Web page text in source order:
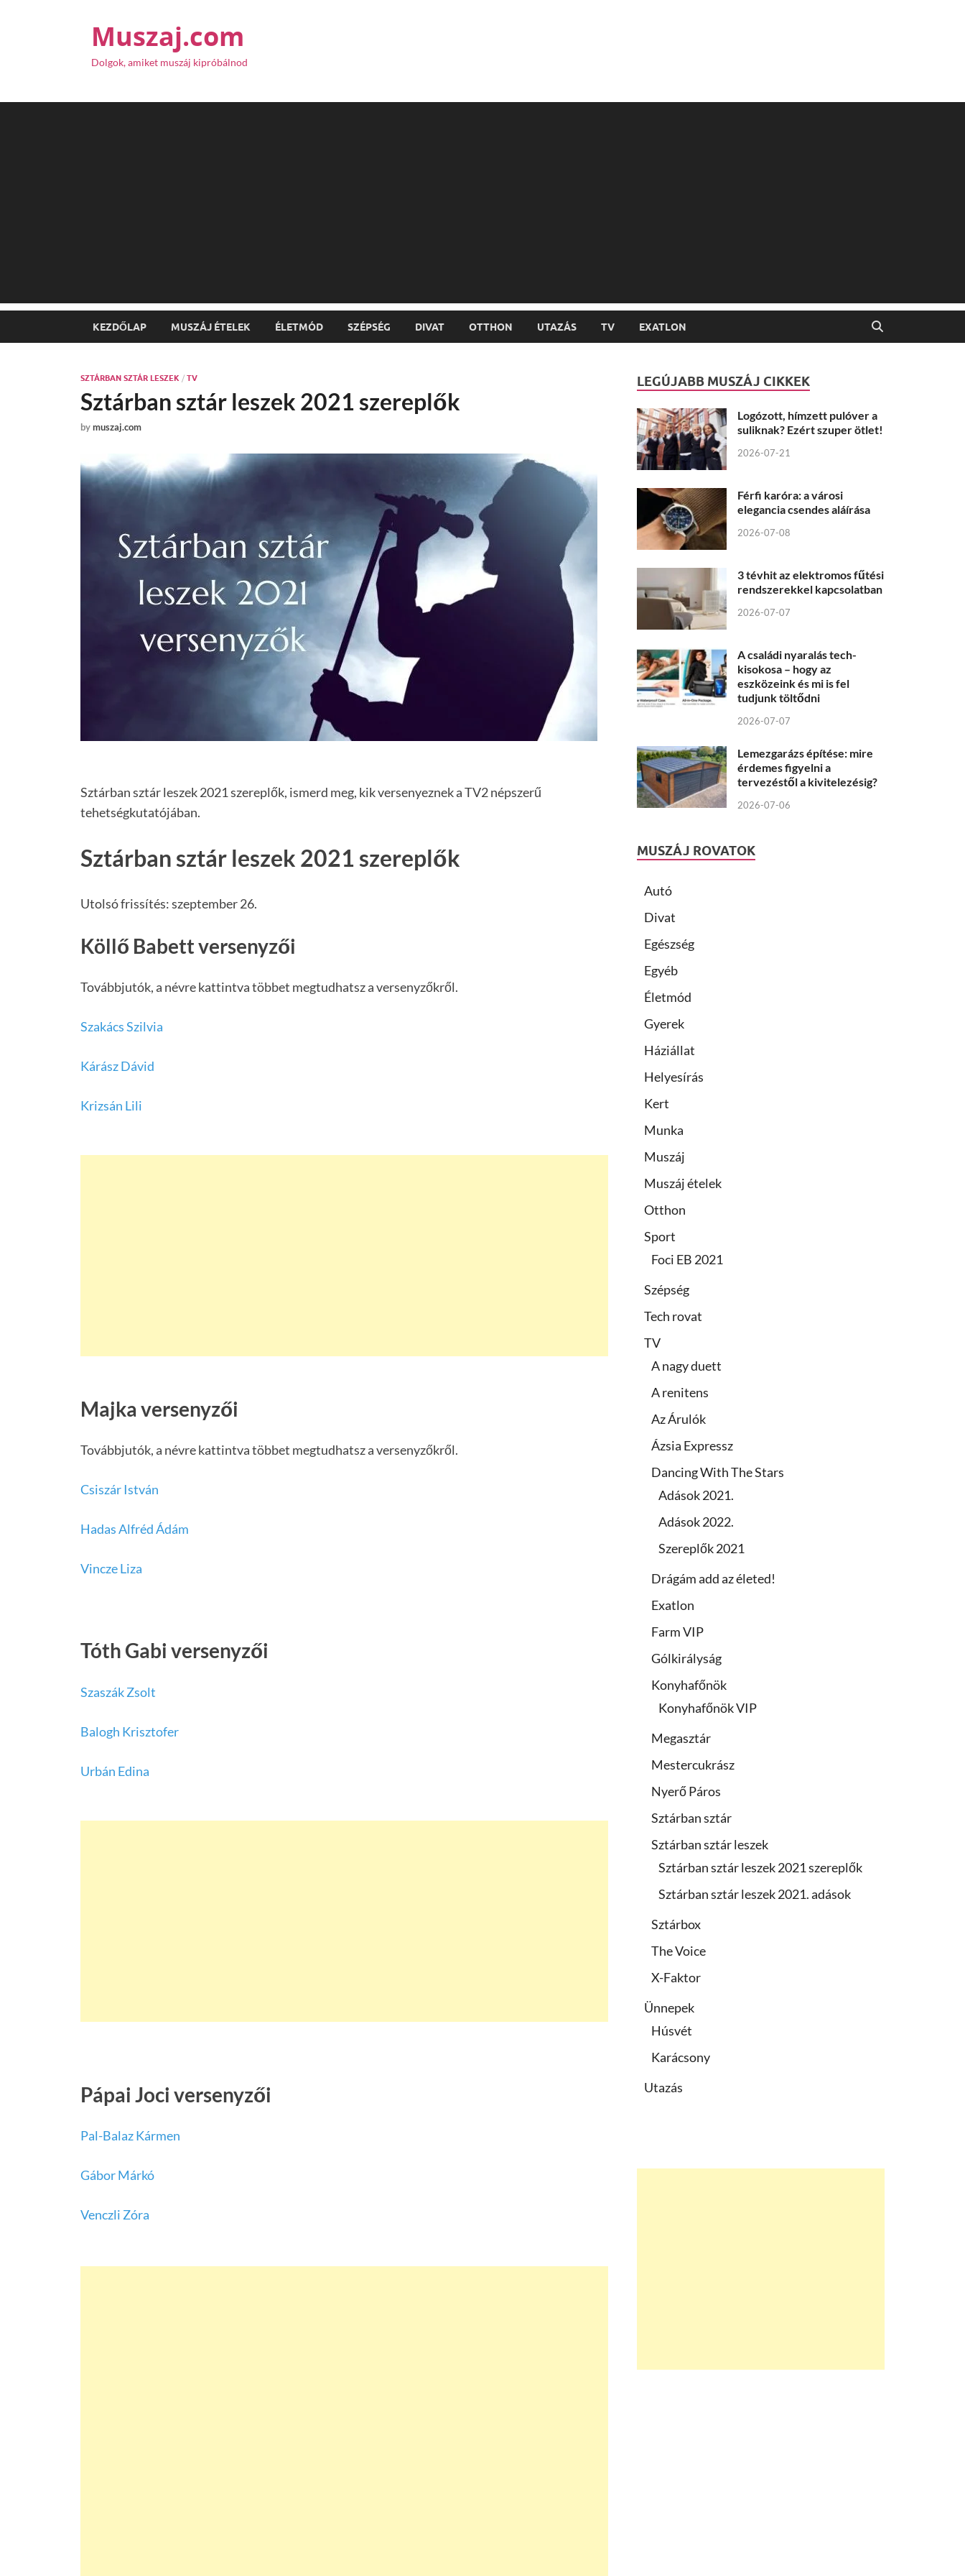
Muszaj.com
Dolgok, amiket muszáj kipróbálnod
KEZDŐLAP MUSZÁJ ÉTELEK ÉLETMÓD SZÉPSÉG DIVAT OTTHON UTAZÁS TV EXATLON
SZTÁRBAN SZTÁR LESZEK / TV
Sztárban sztár leszek 2021 szereplők
bymuszaj.com
Sztárban sztár leszek 2021 szereplők, ismerd meg, kik versenyeznek a TV2 népszerű
tehetségkutatójában.
Sztárban sztár leszek 2021 szereplők
Utolsó frissítés: szeptember 26.
Köllő Babett versenyzői
Továbbjutók, a névre kattintva többet megtudhatsz a versenyzőkről.
Szakács Szilvia
Kárász Dávid
Krizsán Lili
Majka versenyzői
Továbbjutók, a névre kattintva többet megtudhatsz a versenyzőkről.
Csiszár István
Hadas Alfréd Ádám
Vincze Liza
Tóth Gabi versenyzői
Szaszák Zsolt
Balogh Krisztofer
Urbán Edina
Pápai Joci versenyzői
Pal-Balaz Kármen
Gábor Márkó
Venczli Zóra
LEGÚJABB MUSZÁJ CIKKEK
Logózott, hímzett pulóver a
suliknak? Ezért szuper ötlet!
2026-07-21
Férfi karóra: a városi
elegancia csendes aláírása
2026-07-08
3 tévhit az elektromos fűtési
rendszerekkel kapcsolatban
2026-07-07
A családi nyaralás tech-
kisokosa – hogy az
eszközeink és mi is fel
tudjunk töltődni
2026-07-07
Lemezgarázs építése: mire
érdemes figyelni a
tervezéstől a kivitelezésig?
2026-07-06
MUSZÁJ ROVATOK
Autó
Divat
Egészség
Egyéb
Életmód
Gyerek
Háziállat
Helyesírás
Kert
Munka
Muszáj
Muszáj ételek
Otthon
Sport
Foci EB 2021
Szépség
Tech rovat
TV
A nagy duett
A renitens
Az Árulók
Ázsia Expressz
Dancing With The Stars
Adások 2021.
Adások 2022.
Szereplők 2021
Drágám add az életed!
Exatlon
Farm VIP
Gólkirályság
Konyhafőnök
Konyhafőnök VIP
Megasztár
Mestercukrász
Nyerő Páros
Sztárban sztár
Sztárban sztár leszek
Sztárban sztár leszek 2021 szereplők
Sztárban sztár leszek 2021. adások
Sztárbox
The Voice
X-Faktor
Ünnepek
Húsvét
Karácsony
Utazás